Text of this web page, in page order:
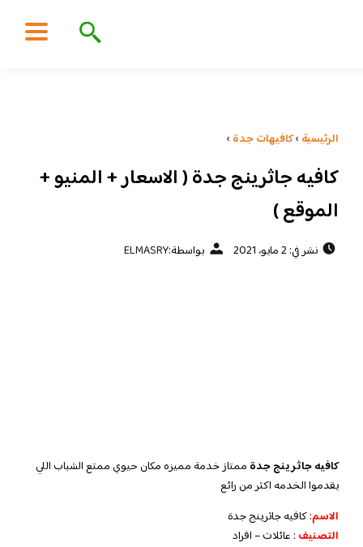
الرئيسية ›كافيهات جدة ›
كافيه جاثرينج جدة ( الاسعار + المنيو +
الموقع )
نشر في: 2 مايو، 2021 بواسطة:ELMASRY
كافيه جاثرينج جدة ممتاز خدمة مميزه مكان حيوي ممتع الشباب اللي
يقدموا الخدمه اكثر من رائع
الاسم: كافيه جاثرينج جدة
التصنيف : عائلات – افراد